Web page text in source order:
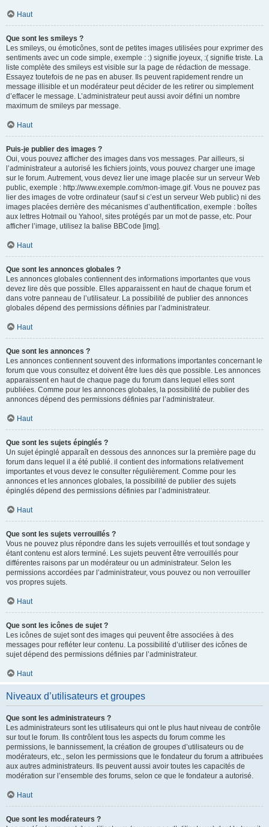
Haut
Que sont les smileys ?
Les smileys, ou émoticônes, sont de petites images utilisées pour exprimer des
sentiments avec un code simple, exemple : :) signifie joyeux, :( signifie triste. La
liste complète des smileys est visible sur la page de rédaction de message.
Essayez toutefois de ne pas en abuser. Ils peuvent rapidement rendre un
message illisible et un modérateur peut décider de les retirer ou simplement
d’effacer le message. L’administrateur peut aussi avoir défini un nombre
maximum de smileys par message.
Haut
Puis-je publier des images ?
Oui, vous pouvez afficher des images dans vos messages. Par ailleurs, si
l’administrateur a autorisé les fichiers joints, vous pouvez charger une image
sur le forum. Autrement, vous devez lier une image placée sur un serveur Web
public, exemple : http://www.exemple.com/mon-image.gif. Vous ne pouvez pas
lier des images de votre ordinateur (sauf si c’est un serveur Web public) ni des
images placées derrière des mécanismes d’authentification, exemple : boîtes
aux lettres Hotmail ou Yahoo!, sites protégés par un mot de passe, etc. Pour
afficher l’image, utilisez la balise BBCode [img].
Haut
Que sont les annonces globales ?
Les annonces globales contiennent des informations importantes que vous
devez lire dès que possible. Elles apparaissent en haut de chaque forum et
dans votre panneau de l’utilisateur. La possibilité de publier des annonces
globales dépend des permissions définies par l’administrateur.
Haut
Que sont les annonces ?
Les annonces contiennent souvent des informations importantes concernant le
forum que vous consultez et doivent être lues dès que possible. Les annonces
apparaissent en haut de chaque page du forum dans lequel elles sont
publiées. Comme pour les annonces globales, la possibilité de publier des
annonces dépend des permissions définies par l’administrateur.
Haut
Que sont les sujets épinglés ?
Un sujet épinglé apparaît en dessous des annonces sur la première page du
forum dans lequel il a été publié. il contient des informations relativement
importantes et vous devez le consulter régulièrement. Comme pour les
annonces et les annonces globales, la possibilité de publier des sujets
épinglés dépend des permissions définies par l’administrateur.
Haut
Que sont les sujets verrouillés ?
Vous ne pouvez plus répondre dans les sujets verrouillés et tout sondage y
étant contenu est alors terminé. Les sujets peuvent être verrouillés pour
différentes raisons par un modérateur ou un administrateur. Selon les
permissions accordées par l’administrateur, vous pouvez ou non verrouiller
vos propres sujets.
Haut
Que sont les icônes de sujet ?
Les icônes de sujet sont des images qui peuvent être associées à des
messages pour refléter leur contenu. La possibilité d’utiliser des icônes de
sujet dépend des permissions définies par l’administrateur.
Haut
Niveaux d’utilisateurs et groupes
Que sont les administrateurs ?
Les administrateurs sont les utilisateurs qui ont le plus haut niveau de contrôle
sur tout le forum. Ils contrôlent tous les aspects du forum comme les
permissions, le bannissement, la création de groupes d’utilisateurs ou de
modérateurs, etc., selon les permissions que le fondateur du forum a attribuées
aux autres administrateurs. Ils peuvent aussi avoir toutes les capacités de
modération sur l’ensemble des forums, selon ce que le fondateur a autorisé.
Haut
Que sont les modérateurs ?